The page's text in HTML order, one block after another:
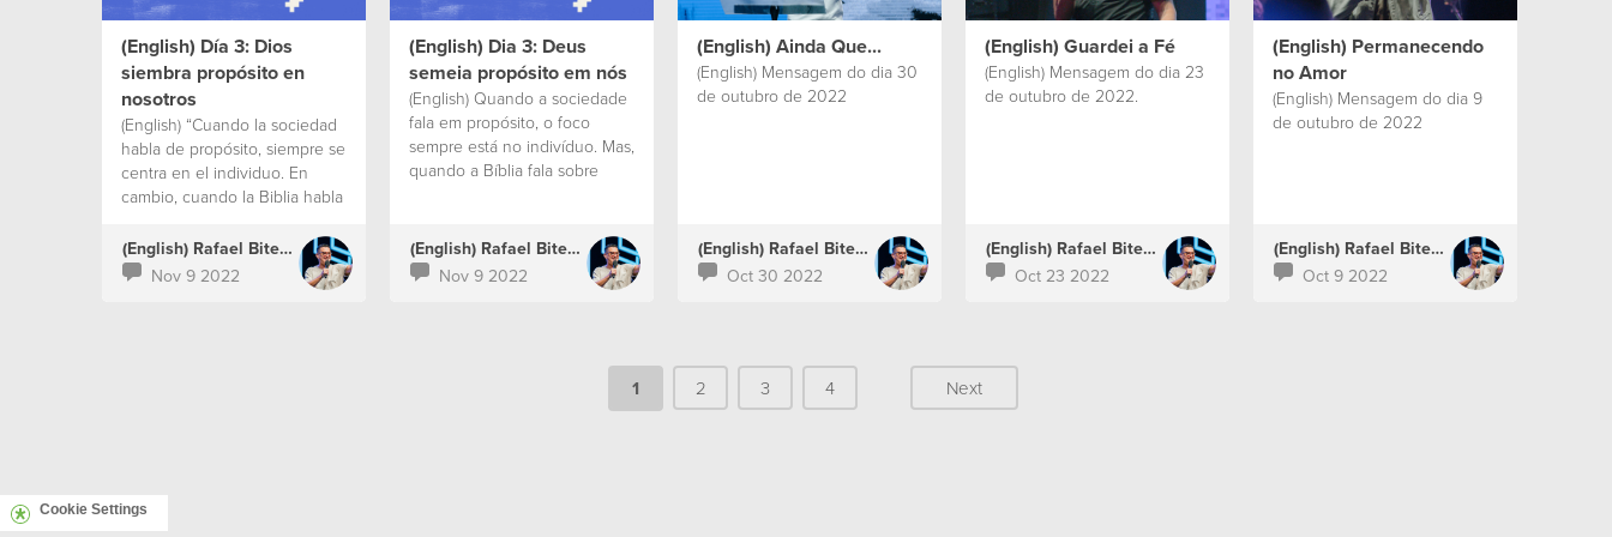
(English) Día 3: Dios
siembra propósito en
nosotros
(English) “Cuando la sociedad
habla de propósito, siempre se
centra en el individuo. En
cambio, cuando la Biblia habla
perspectiva del diseño y el
plan de Dios para lo que está
haciendo en nosotros para
(English) Rafael Bitencourt
Nov 9 2022
(English) Dia 3: Deus
semeia propósito em nós
(English) Quando a sociedade
fala em propósito, o foco
sempre está no indivíduo. Mas,
quando a Bíblia fala sobre
para o que Ele está realizando
em nós para impactar o
mundo ao nosso redor.
(English) Rafael Bitencourt
Nov 9 2022
(English) Ainda Que...
(English) Mensagem do dia 30
de outubro de 2022
(English) Rafael Bitencourt
Oct 30 2022
(English) Guardei a Fé
(English) Mensagem do dia 23
de outubro de 2022.
(English) Rafael Bitencourt
Oct 23 2022
(English) Permanecendo
no Amor
(English) Mensagem do dia 9
de outubro de 2022
(English) Rafael Bitencourt
Oct 9 2022
1 2 3 4 Next
Cookie Settings